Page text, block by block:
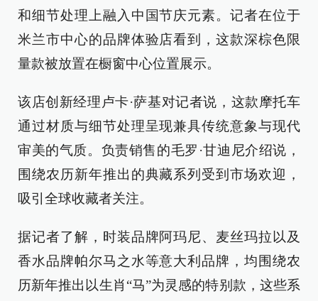
和细节处理上融入中国节庆元素。记者在位于
米兰市中心的品牌体验店看到，这款深棕色限
量款被放置在橱窗中心位置展示。
该店创新经理卢卡·萨基对记者说，这款摩托车
通过材质与细节处理呈现兼具传统意象与现代
审美的气质。负责销售的毛罗·甘迪尼介绍说，
围绕农历新年推出的典藏系列受到市场欢迎，
吸引全球收藏者关注。
据记者了解，时装品牌阿玛尼、麦丝玛拉以及
香水品牌帕尔马之水等意大利品牌，均围绕农
历新年推出以生肖“马”为灵感的特别款，这些系